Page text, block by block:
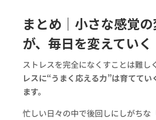
まとめ｜小さな感覚
が、毎日を変えていく
ストレスを完全になくすことは難し
レスに“うまく応える力”は育ててい
ます。
忙しい日々の中で後回しにしがちな